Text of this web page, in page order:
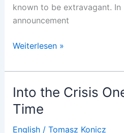
known to be extravagant. In
announcement
Protectionist
Weiterlesen »
Into the Crisis
Time
English/ Tomasz Konicz